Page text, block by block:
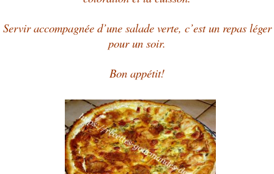
Servir accompagnée d’une salade verte, c’est un repas léger
pour un soir.
Bon appétit!